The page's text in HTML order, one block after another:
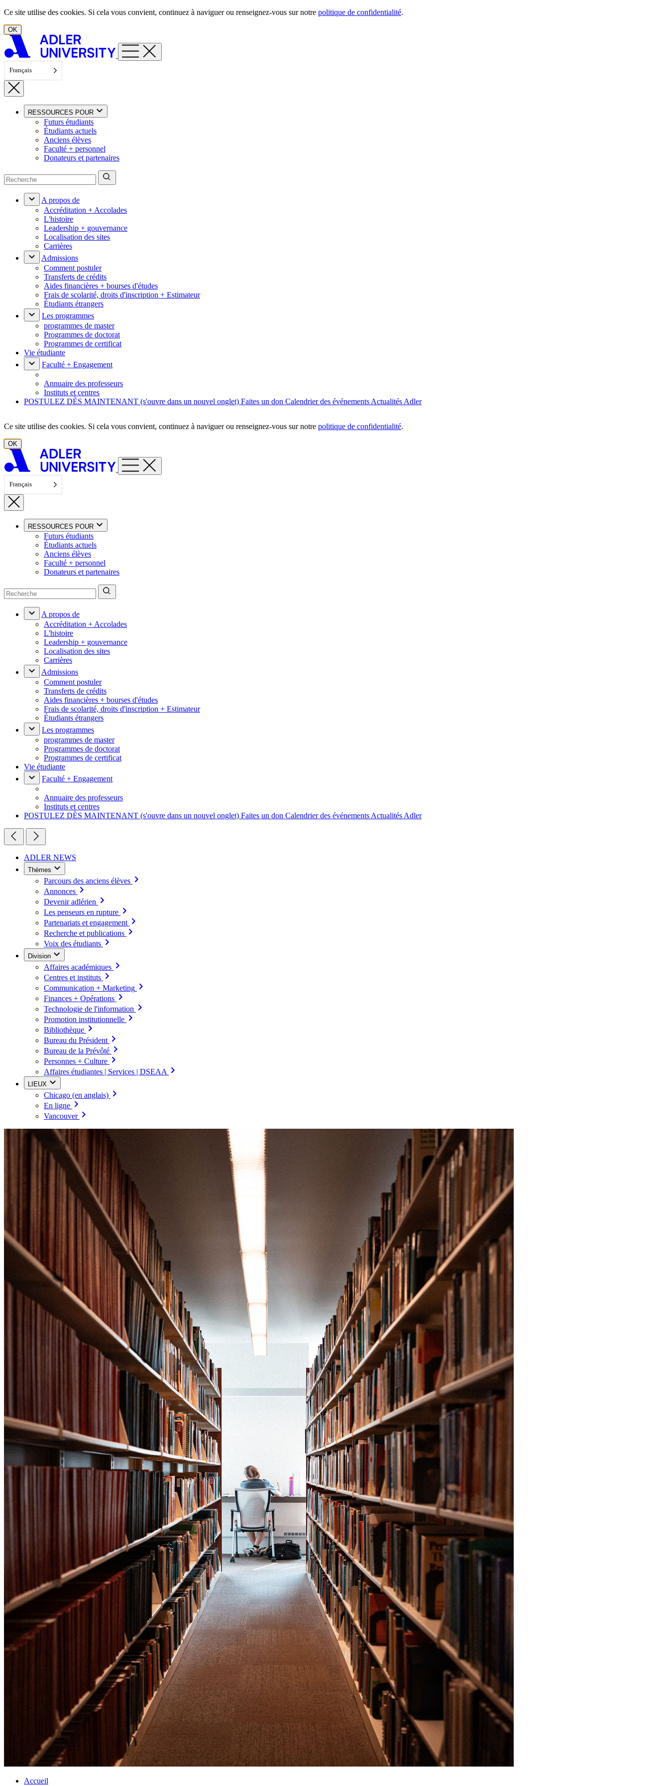
Aller au contenu
Ce site utilise des cookies. Si cela vous convient, continuez à naviguer ou renseignez-vous sur notre politique de confidentialité.
OK
Français
RESSOURCES POUR
Futurs étudiants
Étudiants actuels
Anciens élèves
Faculté + personnel
Donateurs et partenaires
A propos de
Accréditation + Accolades
L'histoire
Leadership + gouvernance
Localisation des sites
Carrières
Admissions
Comment postuler
Transferts de crédits
Aides financières + bourses d'études
Frais de scolarité, droits d'inscription + Estimateur
Étudiants étrangers
Les programmes
programmes de master
Programmes de doctorat
Programmes de certificat
Vie étudiante
Faculté + Engagement
Annuaire des professeurs
Instituts et centres
POSTULEZ DÈS MAINTENANT (s'ouvre dans un nouvel onglet) Faites un don Calendrier des événements Actualités Adler
Ce site utilise des cookies. Si cela vous convient, continuez à naviguer ou renseignez-vous sur notre politique de confidentialité.
OK
Français
RESSOURCES POUR
Futurs étudiants
Étudiants actuels
Anciens élèves
Faculté + personnel
Donateurs et partenaires
A propos de
Accréditation + Accolades
L'histoire
Leadership + gouvernance
Localisation des sites
Carrières
Admissions
Comment postuler
Transferts de crédits
Aides financières + bourses d'études
Frais de scolarité, droits d'inscription + Estimateur
Étudiants étrangers
Les programmes
programmes de master
Programmes de doctorat
Programmes de certificat
Vie étudiante
Faculté + Engagement
Annuaire des professeurs
Instituts et centres
POSTULEZ DÈS MAINTENANT (s'ouvre dans un nouvel onglet) Faites un don Calendrier des événements Actualités Adler
ADLER NEWS
Thèmes
Parcours des anciens élèves
Annonces
Devenir adlérien
Les penseurs en rupture
Partenariats et engagement
Recherche et publications
Voix des étudiants
Division
Affaires académiques
Centres et instituts
Communication + Marketing
Finances + Opérations
Technologie de l'information
Promotion institutionnelle
Bibliothèque
Bureau du Président
Bureau de la Prévôté
Personnes + Culture
Affaires étudiantes | Services | DSEAA
LIEUX
Chicago (en anglais)
En ligne
Vancouver
Accueil